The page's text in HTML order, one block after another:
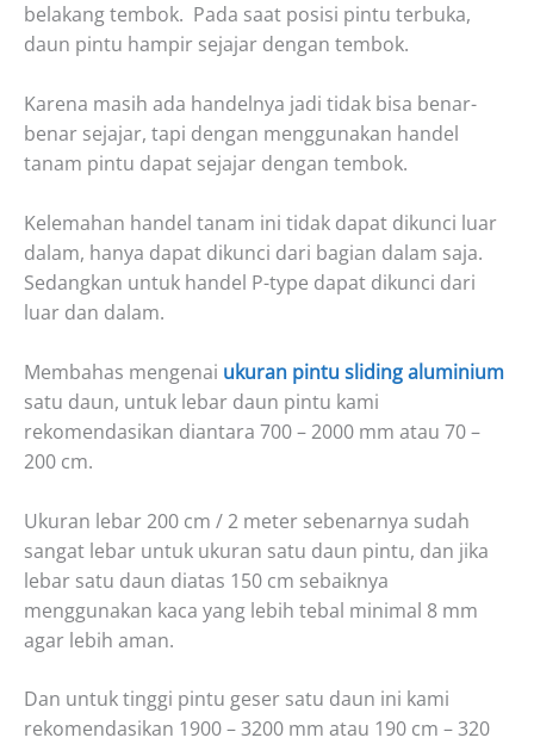
belakang tembok. Pada saat posisi pintu terbuka,
daun pintu hampir sejajar dengan tembok.
Karena masih ada handelnya jadi tidak bisa benar-
benar sejajar, tapi dengan menggunakan handel
tanam pintu dapat sejajar dengan tembok.
Kelemahan handel tanam ini tidak dapat dikunci luar
dalam, hanya dapat dikunci dari bagian dalam saja.
Sedangkan untuk handel P-type dapat dikunci dari
luar dan dalam.
Membahas mengenai ukuran pintu sliding aluminium
satu daun, untuk lebar daun pintu kami
rekomendasikan diantara 700 – 2000 mm atau 70 –
200 cm.
Ukuran lebar 200 cm / 2 meter sebenarnya sudah
sangat lebar untuk ukuran satu daun pintu, dan jika
lebar satu daun diatas 150 cm sebaiknya
menggunakan kaca yang lebih tebal minimal 8 mm
agar lebih aman.
Dan untuk tinggi pintu geser satu daun ini kami
rekomendasikan 1900 – 3200 mm atau 190 cm – 320